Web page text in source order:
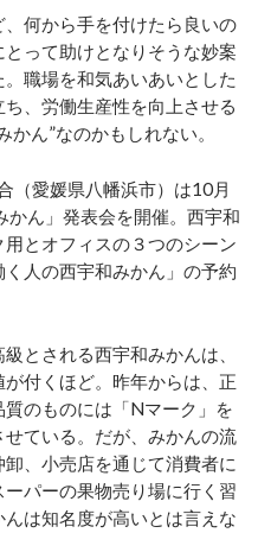
何から手を付けたら 良いの
とって助けとなりそうな妙案
。職場を和気あいあいとした
、労働生産性を向上させる
かん”なのかもしれない。
（愛媛県八幡浜市）は10月
ん」発表会を開催。西宇和
とオフィスの３つのシーン
人の西宇和みかん」の予約
とされる西宇和みかんは、
付くほど。昨年からは
正
のものには「Nマーク」を
ている。だが、みかんの流
、小売店を通じて消費者に
パーの果物売り場に行く習
は知名度が高いとは言えな